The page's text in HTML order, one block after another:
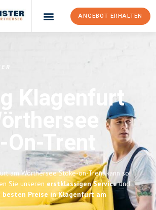
ANGEBOT ERHALTEN
Klagenfurt
Trent
am Wörthersee Stoke-on-Trent kann so
Sie unseren erstklassigen Serviceund
besten Preise in Klagenfurt am